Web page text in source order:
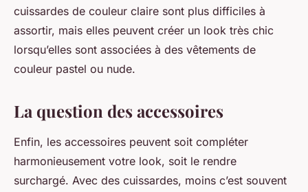
cuissardes de couleur claire sont plus difficiles à
assortir, mais elles peuvent créer un look très chic
lorsqu’elles sont associées à des vêtements de
couleur pastel ou nude.
La question des accessoires
Enfin, les accessoires peuvent soit compléter
harmonieusement votre look, soit le rendre
surchargé. Avec des cuissardes, moins c’est souvent